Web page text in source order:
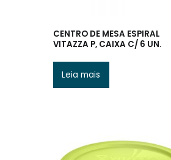
CENTRO DE MESA ESPIRAL
VITAZZA P, CAIXA C/ 6 UN.
Leia mais